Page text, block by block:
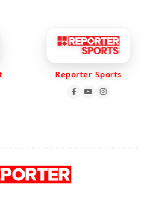
Reporter Sports